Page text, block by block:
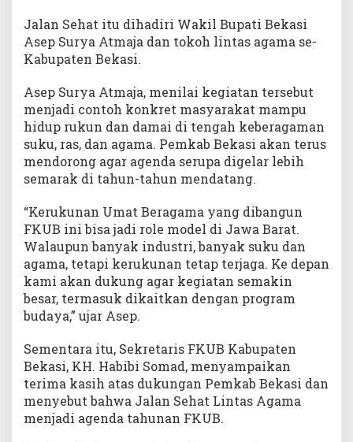
Jalan Sehat itu dihadiri Wakil Bupati Bekasi
Asep Surya Atmaja dan tokoh lintas agama se-
Kabupaten Bekasi.
Asep Surya Atmaja, menilai kegiatan tersebut
menjadi contoh konkret masyarakat mampu
hidup rukun dan damai di tengah keberagaman
suku, ras, dan agama. Pemkab Bekasi akan terus
mendorong agar agenda serupa digelar lebih
semarak di tahun-tahun mendatang.
“Kerukunan Umat Beragama yang dibangun
FKUB ini bisa jadi role model di Jawa Barat.
Walaupun banyak industri, banyak suku dan
agama, tetapi kerukunan tetap terjaga. Ke depan
kami akan dukung agar kegiatan semakin
besar, termasuk dikaitkan dengan program
budaya,” ujar Asep.
Sementara itu, Sekretaris FKUB Kabupaten
Bekasi, KH. Habibi Somad, menyampaikan
terima kasih atas dukungan Pemkab Bekasi dan
menyebut bahwa Jalan Sehat Lintas Agama
menjadi agenda tahunan FKUB.